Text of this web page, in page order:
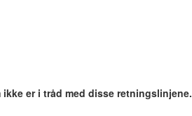
er i tråd med disse retningslinjene.